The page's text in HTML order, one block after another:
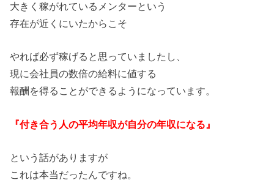
大きく稼がれているメンターという
存在が近くにいたからこそ
やれば必ず稼げると思っていましたし、
現に会社員の数倍の給料に値する
報酬を得ることができるようになっています。
『付き合う人の平均年収が自分の年収になる』
という話がありますが
これは本当だったんですね。